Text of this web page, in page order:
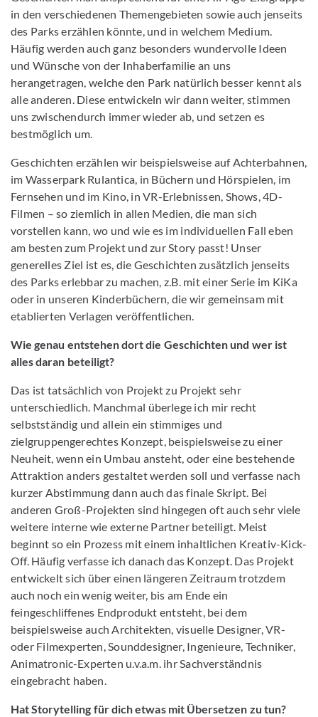
in den verschiedenen Themengebieten sowie auch jenseits
des Parks erzählen könnte, und in welchem Medium.
Häufig werden auch ganz besonders wundervolle Ideen
und Wünsche von der Inhaberfamilie an uns
herangetragen, welche den Park natürlich besser kennt als
alle anderen. Diese entwickeln wir dann weiter, stimmen
uns zwischendurch immer wieder ab, und setzen es
bestmöglich um.
Geschichten erzählen wir beispielsweise auf Achterbahnen,
im Wasserpark Rulantica, in Büchern und Hörspielen, im
Fernsehen und im Kino, in VR-Erlebnissen, Shows, 4D-
Filmen – so ziemlich in allen Medien, die man sich
vorstellen kann, wo und wie es im individuellen Fall eben
am besten zum Projekt und zur Story passt! Unser
generelles Ziel ist es, die Geschichten zusätzlich jenseits
des Parks erlebbar zu machen, z.B. mit einer Serie im KiKa
oder in unseren Kinderbüchern, die wir gemeinsam mit
etablierten Verlagen veröffentlichen.
Wie genau entstehen dort die Geschichten und wer ist
alles daran beteiligt?
Das ist tatsächlich von Projekt zu Projekt sehr
unterschiedlich. Manchmal überlege ich mir recht
selbstständig und allein ein stimmiges und
zielgruppengerechtes Konzept, beispielsweise zu einer
Neuheit, wenn ein Umbau ansteht, oder eine bestehende
Attraktion anders gestaltet werden soll und verfasse nach
kurzer Abstimmung dann auch das finale Skript. Bei
anderen Groß-Projekten sind hingegen oft auch sehr viele
weitere interne wie externe Partner beteiligt. Meist
beginnt so ein Prozess mit einem inhaltlichen Kreativ-Kick-
Off. Häufig verfasse ich danach das Konzept. Das Projekt
entwickelt sich über einen längeren Zeitraum trotzdem
auch noch ein wenig weiter, bis am Ende ein
feingeschliffenes Endprodukt entsteht, bei dem
beispielsweise auch Architekten, visuelle Designer, VR-
oder Filmexperten, Sounddesigner, Ingenieure, Techniker,
Animatronic-Experten u.v.a.m. ihr Sachverständnis
eingebracht haben.
Hat Storytelling für dich etwas mit Übersetzen zu tun?